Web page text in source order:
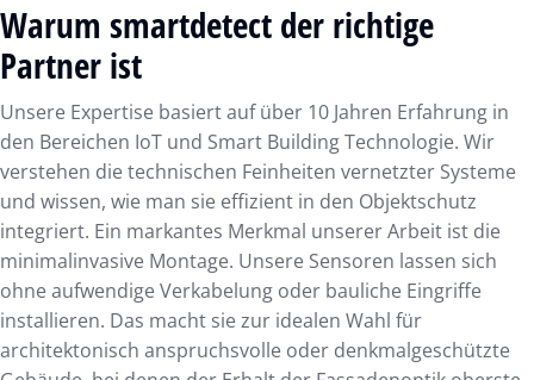
Warum smartdetect der richtige
Partner ist
Unsere Expertise basiert auf über 10 Jahren Erfahrung in
den Bereichen IoT und Smart Building Technologie. Wir
verstehen die technischen Feinheiten vernetzter Systeme
und wissen, wie man sie effizient in den Objektschutz
integriert. Ein markantes Merkmal unserer Arbeit ist die
minimalinvasive Montage. Unsere Sensoren lassen sich
ohne aufwendige Verkabelung oder bauliche Eingriffe
installieren. Das macht sie zur idealen Wahl für
architektonisch anspruchsvolle oder denkmalgeschützte